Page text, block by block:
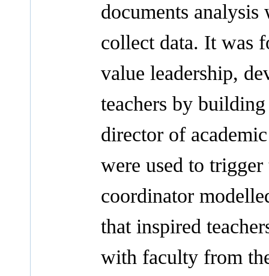
documents analysis
collect data. It was
value leadership,
teachers by
director of
were used to
coordinator
that inspired
with faculty from